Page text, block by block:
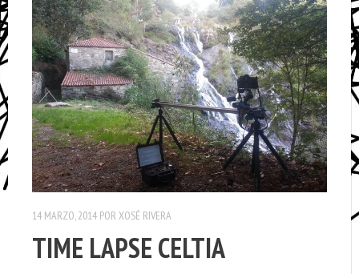
14 MARZO, 2014 PORXOSÉ RIVERA
TIME LAPSE CELTIA